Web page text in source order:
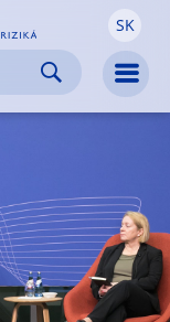
Skip to
footer SK